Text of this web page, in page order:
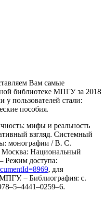
Вам самые
библиотеке МПГУ за 2018
у пользователей стали:
пособия.
мифы и реальность
взгляд. Системный
монографии / В. С.
Национальный
Режим доступа:
, для
– Библиография: с.